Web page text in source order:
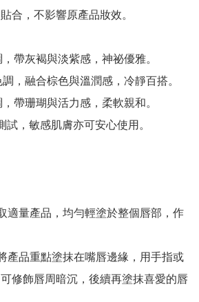
合，不影響原產品妝效。
帶灰褐與淡紫感，神祕優雅。
，融合棕色與溫潤感，冷靜百搭。
帶珊瑚與活力感，柔軟親和。
試，敏感肌膚亦可安心使用。
適量產品，均勻輕塗於整個唇部，作
產品重點塗抹在嘴唇邊緣，用手指或
修飾唇周暗沉，後續再塗抹喜愛的唇